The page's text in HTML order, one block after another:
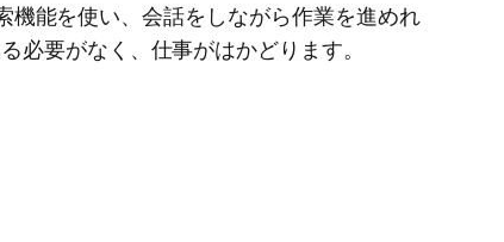
機能を使い、会話をしながら作業を進めれ
必要がなく、仕事がはかどります。